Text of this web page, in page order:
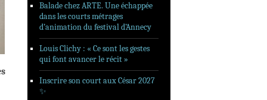
Balade chez ARTE. Une échappée
dans les courts métrages
d’animation du festival d’Annecy
Louis Clichy : « Ce sont les gestes
qui font avancer le récit »
Inscrire son court aux César 2027
✨